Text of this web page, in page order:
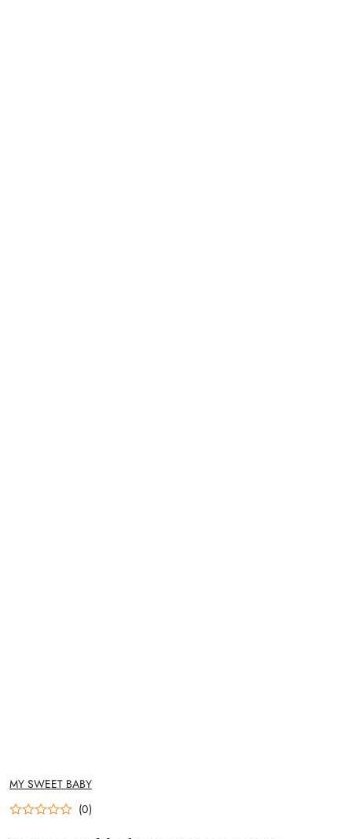
NAZWA
PRODUCENTA:
MY SWEET BABY
(0)